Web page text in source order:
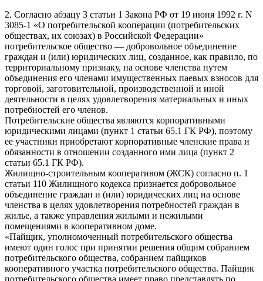
2. Согласно абзацу 3 статьи 1 Закона РФ от 19 июня 1992 г. N
3085-1 «О потребительской кооперации (потребительских
обществах, их союзах) в Российской Федерации»
потребительское общество — добровольное объединение
граждан и (или) юридических лиц, созданное, как правило, по
территориальному признаку, на основе членства путем
объединения его членами имущественных паевых взносов для
торговой, заготовительной, производственной и иной
деятельности в целях удовлетворения материальных и иных
потребностей его членов.
Потребительские общества являются корпоративными
юридическими лицами (пункт 1 статьи 65.1 ГК РФ), поэтому
ее участники приобретают корпоративные членские права и
обязанности в отношении созданного ими лица (пункт 2
статьи 65.1 ГК РФ).
Жилищно-строительным кооперативом (ЖСК) согласно п. 1
статьи 110 Жилищного кодекса признается добровольное
объединение граждан и (или) юридических лиц на основе
членства в целях удовлетворения потребностей граждан в
жилье, а также управления жилыми и нежилыми
помещениями в кооперативном доме.
«Пайщик, уполномоченный потребительского общества
имеют один голос при принятии решения общим собранием
потребительского общества, собранием пайщиков
кооперативного участка потребительского общества. Пайщик
потребительского общества имеет право представлять по